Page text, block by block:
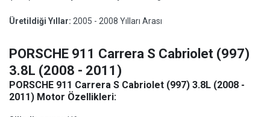
Üretildiği Yıllar: 2005 - 2008 Yılları Arası
PORSCHE 911 Carrera S Cabriolet (997)
3.8L (2008 - 2011)
PORSCHE 911 Carrera S Cabriolet (997) 3.8L (2008 -
2011) Motor Özellikleri: